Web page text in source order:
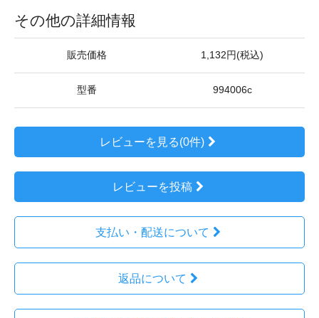
その他の詳細情報
販売価格 1,132円(税込)
型番 994006c
レビューを見る(0件)
レビューを投稿
支払い・配送について
返品について